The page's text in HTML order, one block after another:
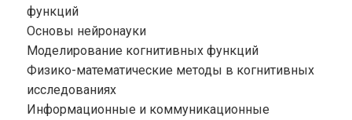
функций
Основы нейронауки
Моделирование когнитивных функций
Физико-математические методы в когнитивных
исследованиях
Информационные и коммуникационные